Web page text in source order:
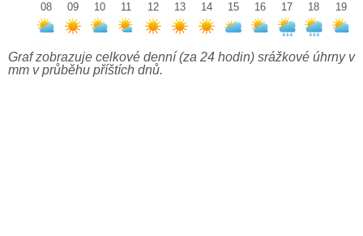
08
09
10
11
12
13
14
15
16
17
18
19
Graf zobrazuje celkové denní (za 24 hodin) srážkové úhrny v
mm v průběhu příštích dnů.